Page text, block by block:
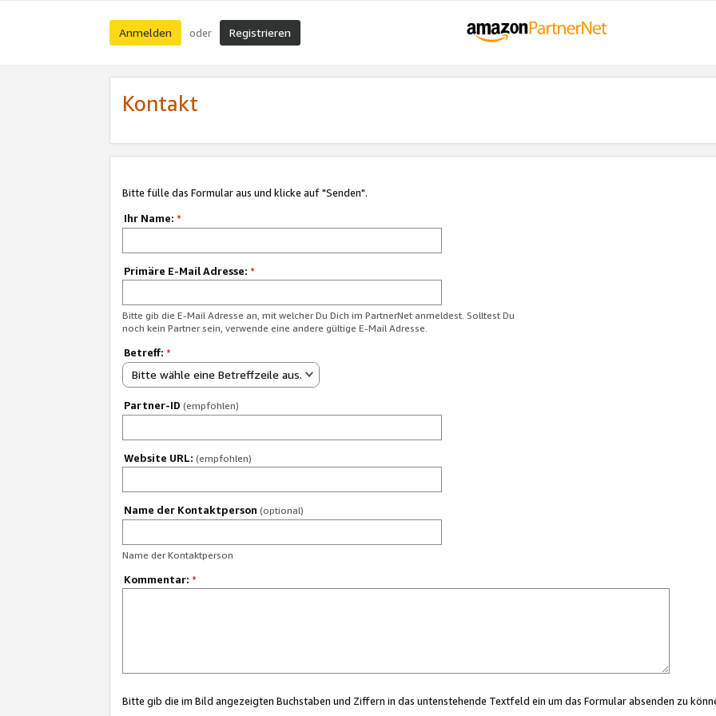
Anmelden oder Registrieren
Kontakt
Bitte fülle das Formular aus und klicke auf "Senden".
Ihr Name: *
Primäre E-Mail Adresse: *
Bitte gib die E-Mail Adresse an, mit welcher Du Dich im PartnerNet anmeldest. Solltest Du
noch kein Partner sein, verwende eine andere gültige E-Mail Adresse.
Betreff: *
Bitte wähle eine Betreffzeile aus.
Partner-ID (empfohlen)
Website URL: (empfohlen)
Name der Kontaktperson (optional)
Name der Kontaktperson
Kommentar: *
Bitte gib die im Bild angezeigten Buchstaben und Ziffern in das untenstehende Textfeld ein um das Formular absenden zu